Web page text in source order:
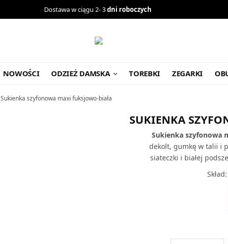
Dostawa w ciągu 2- 3dni roboczych
NOWOŚCI ODZIEŻ DAMSKA TOREBKI ZEGARKI
Sukienka szyfonowa maxi fuksjowo-biała
SUKIENKA
Sukienka szyfonowa
dekolt, gumkę w talii i
siateczki i białej